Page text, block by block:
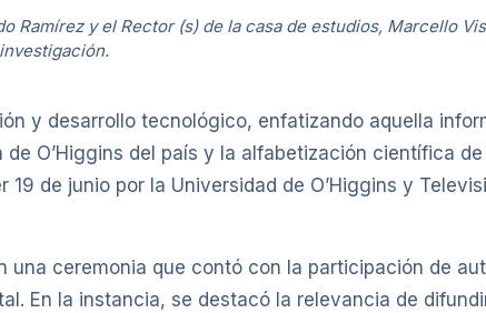
y el Rector (s) de la casa de estudios, Marcello
y desarrollo tecnológico, enfatizando aquella
O’Higgins del país y la alfabetización científica
de junio por la Universidad de O’Higgins y
una ceremonia que contó con la participación de
En la instancia, se destacó la relevancia de